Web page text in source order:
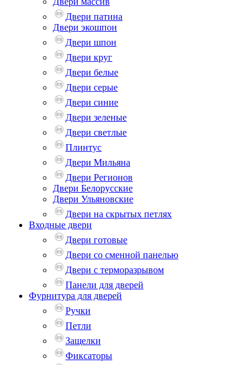
Двери патина
Двери экошпон
Двери шпон
Двери круг
Двери белые
Двери серые
Двери синие
Двери зеленые
Двери светлые
Плинтус
Двери Мильяна
Двери Регионов
Двери Белорусские
Двери Ульяновские
Двери на скрытых петлях
Входные двери
Двери готовые
Двери со сменной панелью
Двери с терморазрывом
Панели для дверей
Фурнитура для дверей
Ручки
Петли
Защелки
Фиксаторы